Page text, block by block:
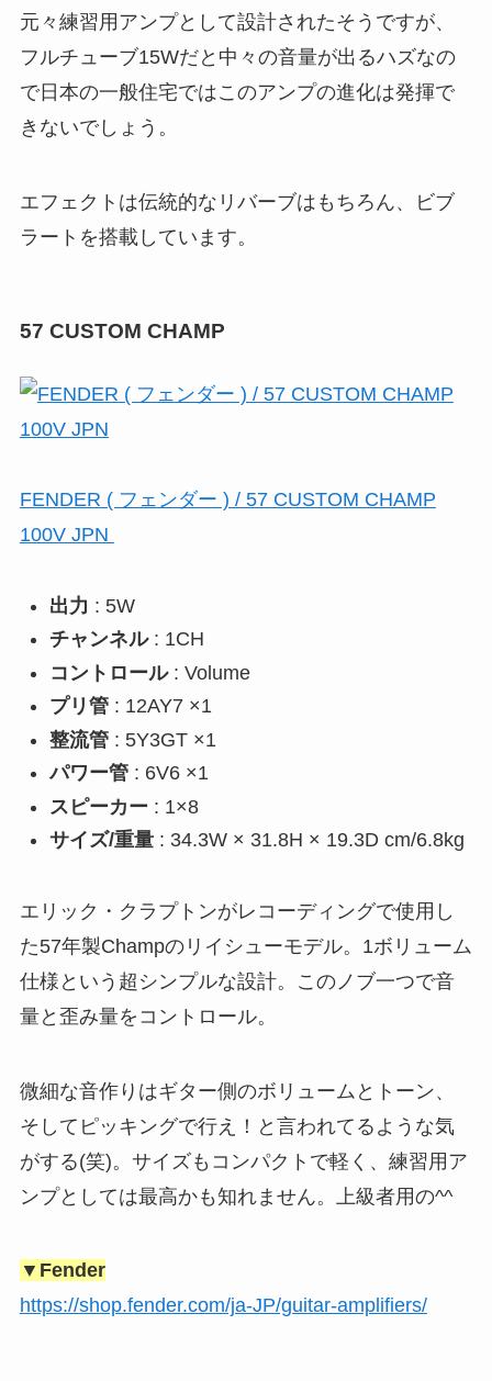
元々練習用アンプとして設計されたそうですが、
フルチューブ15Wだと中々の音量が出るハズなの
で日本の一般住宅ではこのアンプの進化は発揮で
きないでしょう。
エフェクトは伝統的なリバーブはもちろん、ビブ
ラートを搭載しています。
57 CUSTOM CHAMP
FENDER ( フェンダー ) / 57 CUSTOM CHAMP
100V JPN
出力 : 5W
チャンネル: 1CH
コントロール: Volume
プリ管: 12AY7 ×1
整流管: 5Y3GT ×1
パワー管: 6V6 ×1
スピーカー : 1×8
サイズ/重量: 34.3W × 31.8H × 19.3D cm/6.8kg
エリック・クラプトンがレコーディングで使用し
た57年製Champのリイシューモデル。1ボリューム
仕様という超シンプルな設計。このノブ一つで音
量と歪み量をコントロール。
微細な音作りはギター側のボリュームとトーン、
そしてピッキングで行え！と言われてるような気
がする(笑)。サイズもコンパクトで軽く、練習用ア
ンプとしては最高かも知れません。上級者用の^^
▼Fender
https://shop.fender.com/ja-JP/guitar-amplifiers/